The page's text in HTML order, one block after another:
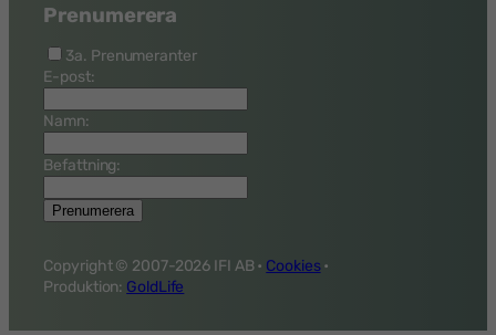
Prenumerera
3a. Prenumeranter
E-post:
Namn:
Befattning:
Copyright © 2007-2026 IFI AB • Cookies•
Produktion: GoldLife